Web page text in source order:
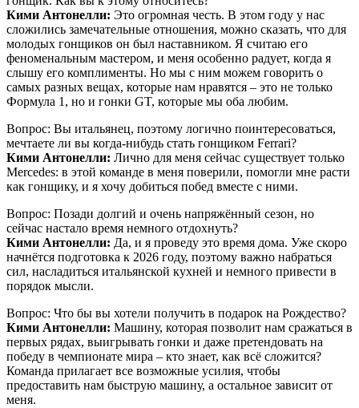
Кими Антонелли: Это огромная честь. В этом году у нас
сложились замечательные отношения, можно сказать, что для
молодых гонщиков он был наставником. Я считаю его
феноменальным мастером, и меня особенно радует, когда я
слышу его комплименты. Но мы с ним можем говорить о
самых разных вещах, которые нам нравятся – это не только
Формула 1, но и гонки GT, которые мы оба любим.
Вопрос: Вы итальянец, поэтому логично поинтересоваться,
мечтаете ли вы когда-нибудь стать гонщиком Ferrari?
Кими Антонелли: Лично для меня сейчас существует только
Mercedes: в этой команде в меня поверили, помогли мне расти
как гонщику, и я хочу добиться побед вместе с ними.
Вопрос: Позади долгий и очень напряжённый сезон, но
сейчас настало время немного отдохнуть?
Кими Антонелли: Да, и я проведу это время дома. Уже скоро
начнётся подготовка к 2026 году, поэтому важно набраться
сил, насладиться итальянской кухней и немного привести в
порядок мысли.
Вопрос: Что бы вы хотели получить в подарок на Рождество?
Кими Антонелли: Машину, которая позволит нам сражаться в
первых рядах, выигрывать гонки и даже претендовать на
победу в чемпионате мира – кто знает, как всё сложится?
Команда прилагает все возможные усилия, чтобы
предоставить нам быструю машину, а остальное зависит от
меня.